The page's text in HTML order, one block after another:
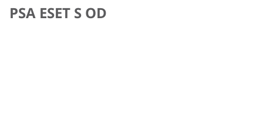
PSA ESET S OD